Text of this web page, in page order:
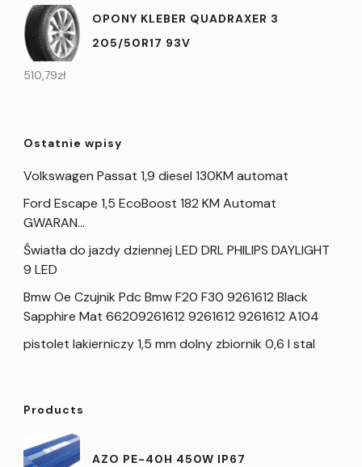
OPONY KLEBER QUADRAXER 3
205/50R17 93V
510,79zł
Ostatnie wpisy
Volkswagen Passat 1,9 diesel 130KM automat
Ford Escape 1,5 EcoBoost 182 KM Automat
GWARAN…
Światła do jazdy dziennej LED DRL PHILIPS DAYLIGHT
9 LED
Bmw Oe Czujnik Pdc Bmw F20 F30 9261612 Black
Sapphire Mat 66209261612 9261612 9261612 A104
pistolet lakierniczy 1,5 mm dolny zbiornik 0,6 l stal
Products
AZO PE-40H 450W IP67